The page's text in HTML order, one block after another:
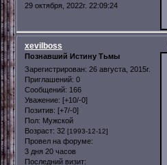
29 октября, 2022г. 22:09:24
xevilboss
Познавший Истину Тьмы
Зарегистрирован: 26 августа, 2015г.
Приглашений: 0
Сообщений: 166
Уважение: [+10/-0]
Позитив: [+7/-0]
Пол: Мужской
Возраст: 32 [1993-12-12]
Провел на форуме:
3 дня 20 часов
Последний визит: